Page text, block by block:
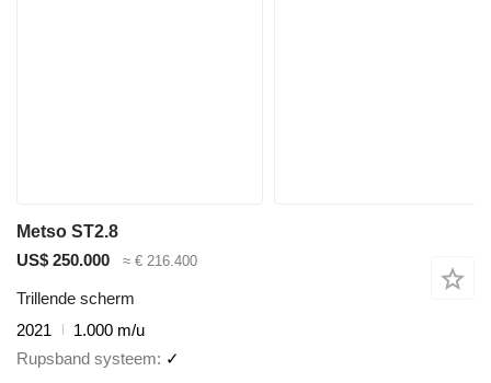
Metso ST2.8
US$ 250.000
≈ € 216.400
Trillende scherm
2021
1.000 m/u
Rupsband systeem
✓